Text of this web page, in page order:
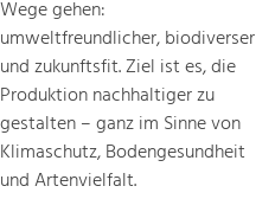
Wege gehen:
umweltfreundlicher, biodiverser
und zukunftsfit. Ziel ist es, die
Produktion nachhaltiger zu
gestalten – ganz im Sinne von
Klimaschutz, Bodengesundheit
und Artenvielfalt.